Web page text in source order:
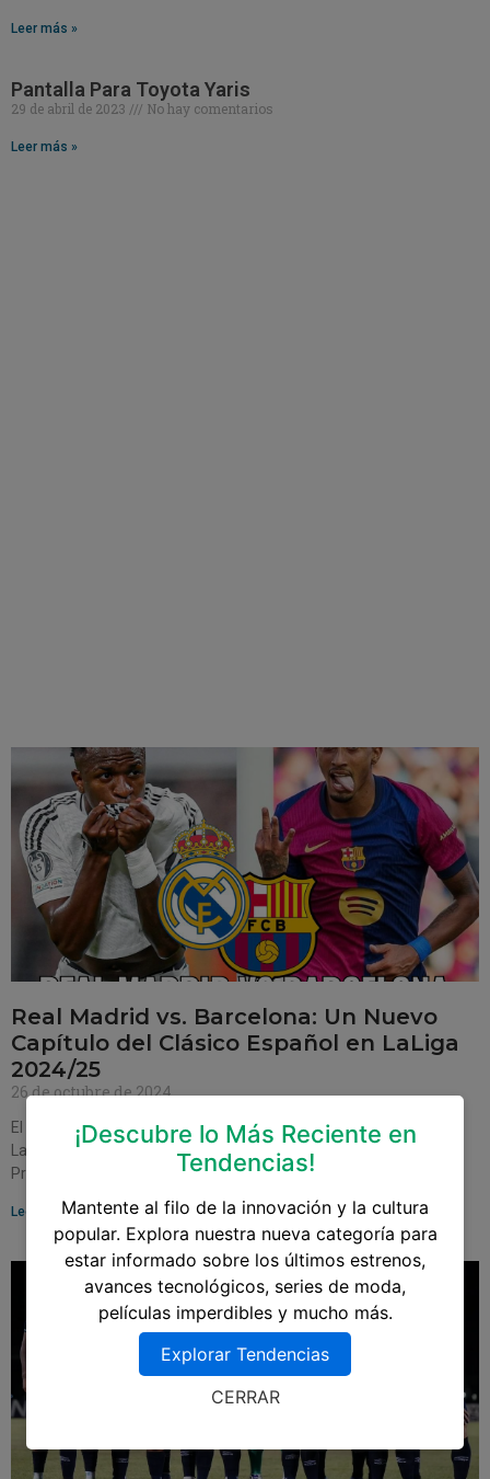
Leer más »
Pantalla Para Toyota Yaris
29 de abril de 2023 No hay comentarios
Leer más »
Real Madrid vs. Barcelona: Un Nuevo
Capítulo del Clásico Español en LaLiga
2024/25
26 de octubre de 2024
El inminente enfrentamiento entre Real Madrid y Barcelona en
LaLiga 2024/25 promete ser más que un simple partido de fútbol.
Programado para el 26 de
Leer más »
¡Descubre lo Más Reciente en
Tendencias!
Mantente al filo de la innovación y la cultura
popular. Explora nuestra nueva categoría para
estar informado sobre los últimos estrenos,
avances tecnológicos, series de moda,
películas imperdibles y mucho más.
Explorar Tendencias
CERRAR